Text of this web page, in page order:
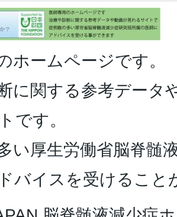
ホームページです。
に関する参考データ
です。
い厚生労働省脳脊髄
バイスを受けること